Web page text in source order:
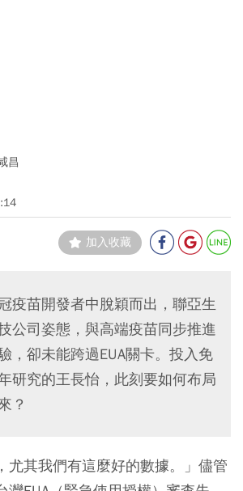
昌
加入收藏
疫苗開發者中脫穎而出，聯亞生
公司姿態，與高端疫苗同步推進
，卻未能跨過EUA關卡。投入免
研究的王長怡，此刻要如何布局
？
尤其我們有這麼好的數據。」儘管